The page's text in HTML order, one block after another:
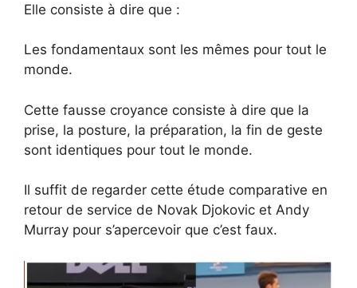
Elle consiste à dire que :
Les fondamentaux sont les mêmes pour tout le
monde.
Cette fausse croyance consiste à dire que la
prise, la posture, la préparation, la fin de geste
sont identiques pour tout le monde.
Il suffit de regarder cette étude comparative en
retour de service de Novak Djokovic et Andy
Murray pour s’apercevoir que c’est faux.